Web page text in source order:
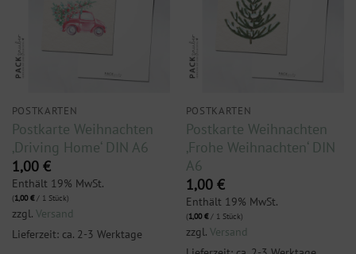
POSTKARTEN
Postkarte Weihnachten
‚Driving Home‘ DIN A6
1,00 €
Enthält 19% MwSt.
(1,00€/ 1 Stück)
zzgl. Versand
Lieferzeit: ca. 2-3 Werktage
POSTKARTEN
Postkarte Weihnachten
‚Frohe Weihnachten‘ DIN
A6
1,00 €
Enthält 19% MwSt.
(1,00€/ 1 Stück)
zzgl. Versand